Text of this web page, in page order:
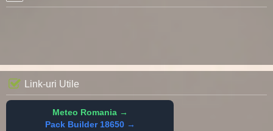
Link-uri Utile
Meteo Romania →
Pack Builder 18650 →